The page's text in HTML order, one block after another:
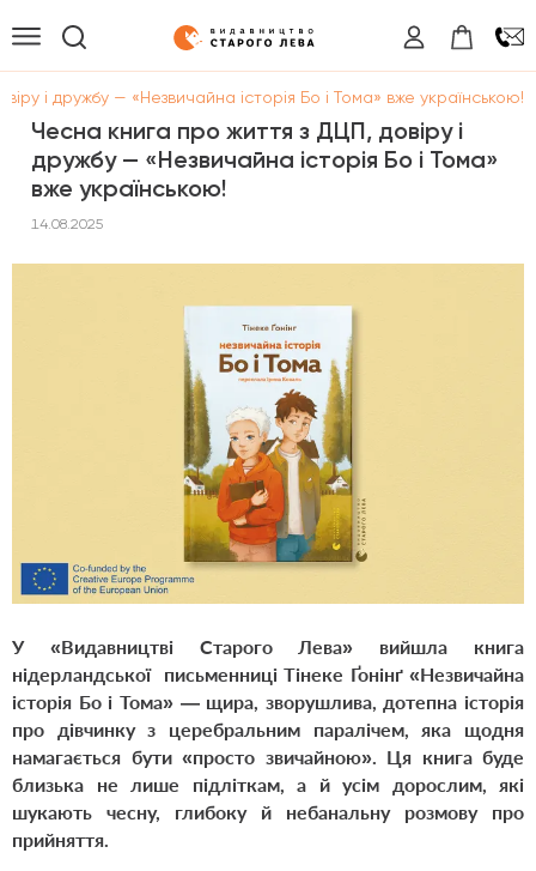
і дружбу — «Незвичайна історія Бо і Тома» вже українською!
Чесна книга про життя з ДЦП, довіру і
дружбу — «Незвичайна історія Бо і Тома»
вже українською!
14.08.2025
У «Видавництві Старого Лева» вийшла книга
нідерландської письменниці Тінеке Ґонінґ «Незвичайна
історія Бо і Тома» — щира, зворушлива, дотепна історія
про дівчинку з церебральним паралічем, яка щодня
намагається бути «просто звичайною». Ця книга буде
близька не лише підліткам, а й усім дорослим, які
шукають чесну, глибоку й небанальну розмову про
прийняття.